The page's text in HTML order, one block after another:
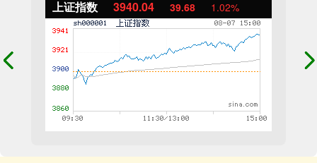
上证指数 3940.04 39.68 1.02%